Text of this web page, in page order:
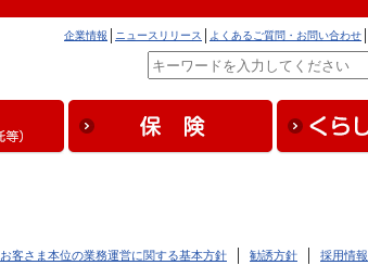
よくあるご質問・お問い合わせ
ニュースリリース
企業情報
お客さま本位の業務運営に関する基本方針 勧誘方針
採用情報